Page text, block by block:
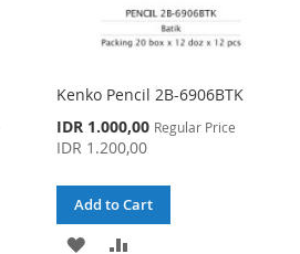
Kenko Pencil 2B-6906BTK
Special
Price
IDR 1.000,00 Regular Price
IDR 1.200,00
Add to Cart
ADD